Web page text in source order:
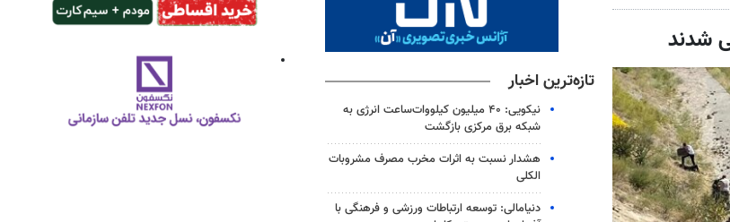
تازه‌ترین اخبار
نیکویی: ۴۰ میلیون کیلووات‌ساعت انرژی به
شبکه برق مرکزی بازگشت
هشدار نسبت به اثرات مخرب مصرف مشروبات
الکلی
دنیامالی: توسعه ارتباطات ورزشی و فرهنگی با